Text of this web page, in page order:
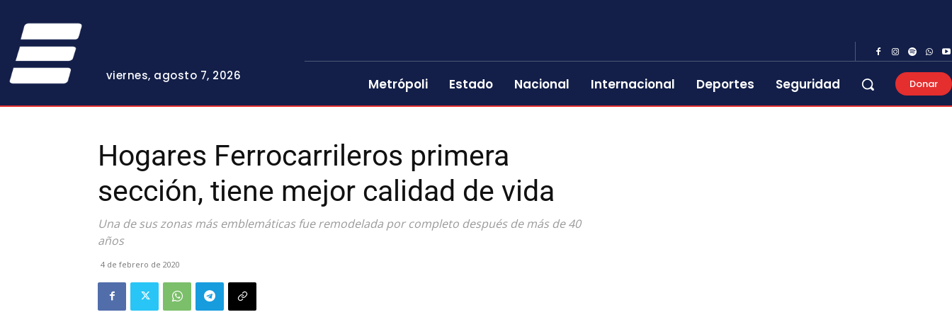
viernes, agosto 7, 2026
Metrópoli Estado Nacional Internacional Deportes Seguridad Donar
Hogares Ferrocarrileros primera
sección, tiene mejor calidad de vida
Una de sus zonas más emblemáticas fue remodelada por completo después de más de 40
años
4 de febrero de 2020